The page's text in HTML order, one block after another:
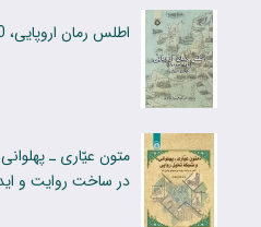
اطلس رمان اروپایی، 1800-1900
متون عیّاری ـ
در ساخت روایت و